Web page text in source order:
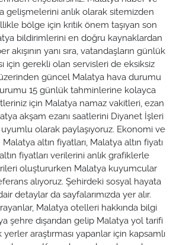
gelişmelerini anlık olarak sitemizden
bölge için kritik önem taşıyan son
bildirimlerini en doğru kaynaklardan
akışının yanı sıra, vatandaşların günlük
için gerekli olan servisleri de eksiksiz
güncel Malatya hava durumu
15 günlük tahminlerine kolayca
için Malatya namaz vakitleri, ezan
akşam ezanı saatlerini Diyanet İşleri
uyumlu olarak paylaşıyoruz. Ekonomi ve
altın fiyatları, Malatya altın fiyatı
fiyatları verilerini anlık grafiklerle
oluştururken Malatya kuyumcular
alıyoruz. Şehirdeki sosyal hayata
detaylar da sayfalarımızda yer alır.
Malatya otelleri hakkında bilgi
şehre dışarıdan gelip Malatya yol tarifi
araştırması yapanlar için kapsamlı